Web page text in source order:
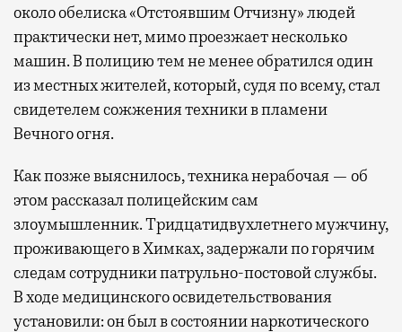
около обелиска «Отстоявшим Отчизну» людей
практически нет, мимо проезжает несколько
машин. В полицию тем не менее обратился один
из местных жителей, который, судя по всему, стал
свидетелем сожжения техники в пламени
Вечного огня.
Как позже выяснилось, техника нерабочая — об
этом рассказал полицейским сам
злоумышленник. Тридцатидвухлетнего мужчину,
проживающего в Химках, задержали по горячим
следам сотрудники патрульно-постовой службы.
В ходе медицинского освидетельствования
установили: он был в состоянии наркотического